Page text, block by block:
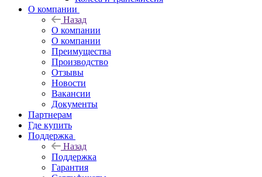
О компании
Назад
О компании
О компании
Преимущества
Производство
Отзывы
Новости
Вакансии
Документы
Партнерам
Где купить
Поддержка
Назад
Поддержка
Гарантия